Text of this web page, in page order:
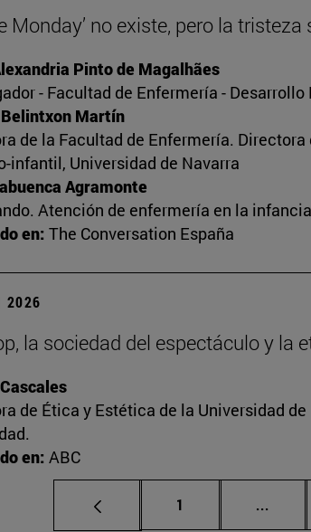
Monday’ no existe, pero la
Pinto de Magalhães
- Facultad de Enfermería -
Martín
de la Facultad de Enfermería.
infantil, Universidad de Navarra
Agramonte
Atención de enfermería en la
en: The Conversation España
2026
la sociedad del espectáculo y la
de Ética y Estética de la Universidad
en: ABC
Página
1 ...